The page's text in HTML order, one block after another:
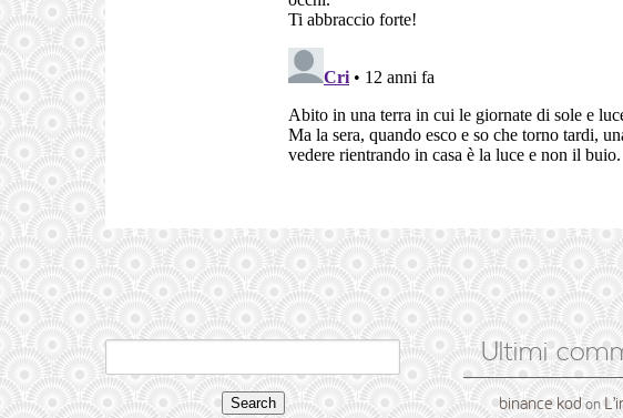
for:
Ultimi
binance kodon